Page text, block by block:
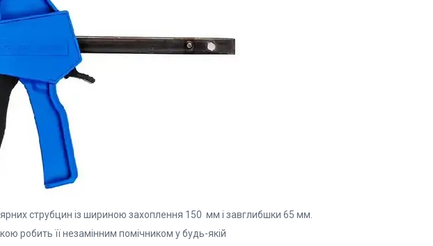
струбцин із шириною захоплення 150 мм і завглибшки 65 мм.
робить її незамінним помічником у будь-якій